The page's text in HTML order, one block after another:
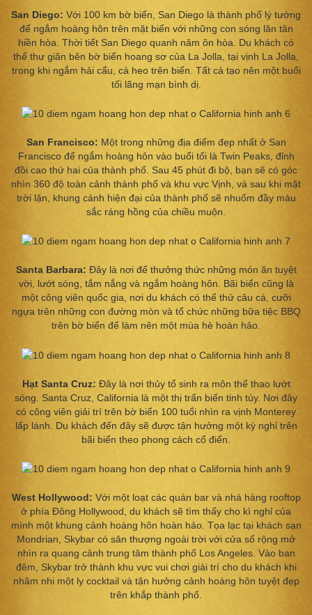
San Diego: Với 100 km bờ biển, San Diego là thành phố lý tưởng
để ngắm hoàng hôn trên mặt biển với những con sóng lăn tăn
hiền hòa. Thời tiết San Diego quanh năm ôn hòa. Du khách có
thể thư giãn bên bờ biển hoang sơ của La Jolla, tại vịnh La Jolla,
trong khi ngắm hải cẩu, cá heo trên biển. Tất cả tạo nên một buổi
tối lãng mạn bình dị.
San Francisco: Một trong những địa điểm đẹp nhất ở San
Francisco để ngắm hoàng hôn vào buổi tối là Twin Peaks, đỉnh
đồi cao thứ hai của thành phố. Sau 45 phút đi bộ, bạn sẽ có góc
nhìn 360 độ toàn cảnh thành phố và khu vực Vịnh, và sau khi mặt
trời lặn, khung cảnh hiện đại của thành phố sẽ nhuốm đầy màu
sắc ráng hồng của chiều muộn.
Santa Barbara: Đây là nơi để thưởng thức những món ăn tuyệt
vời, lướt sóng, tắm nắng và ngắm hoàng hôn. Bãi biển cũng là
một công viên quốc gia, nơi du khách có thể thử câu cá, cưỡi
ngựa trên những con đường mòn và tổ chức những bữa tiệc BBQ
trên bờ biển để làm nên một mùa hè hoàn hảo.
Hạt Santa Cruz: Đây là nơi thủy tổ sinh ra môn thể thao lướt
sóng. Santa Cruz, California là một thị trấn biển tinh túy. Nơi đây
có công viên giải trí trên bờ biển 100 tuổi nhìn ra vịnh Monterey
lấp lánh. Du khách đến đây sẽ được tận hưởng một kỳ nghỉ trên
bãi biển theo phong cách cổ điển.
WestHollywood: Với một loạt các quán bar và nhà hàng rooftop
ở phía Đông Hollywood, du khách sẽ tìm thấy cho kì nghỉ của
mình một khung cảnh hoàng hôn hoàn hảo. Tọa lạc tại khách sạn
Mondrian, Skybar có sân thượng ngoài trời với cửa sổ rộng mở
nhìn ra quang cảnh trung tâm thành phố Los Angeles. Vào ban
đêm, Skybar trở thành khu vực vui chơi giải trí cho du khách khi
nhâm nhi một ly cocktail và tận hưởng cảnh hoàng hôn tuyệt đẹp
trên khắp thành phố.